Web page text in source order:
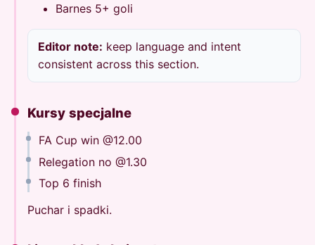
Barnes 5+ goli
Editor note: keep language and intent
consistent across this section.
Kursy specjalne
FA Cup win @12.00
Relegation no @1.30
Top 6 finish
Puchar i spadki.